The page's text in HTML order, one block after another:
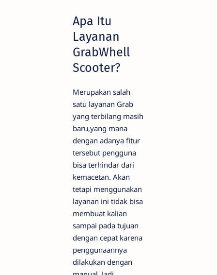
Apa Itu
Layanan
GrabWhell
Scooter?
Merupakan salah
satu layanan Grab
yang terbilang masih
baru,yang mana
dengan adanya fitur
tersebut pengguna
bisa terhindar dari
kemacetan. Akan
tetapi menggunakan
layanan ini tidak bisa
membuat kalian
sampai pada tujuan
dengan cepat karena
penggunaannya
dilakukan dengan